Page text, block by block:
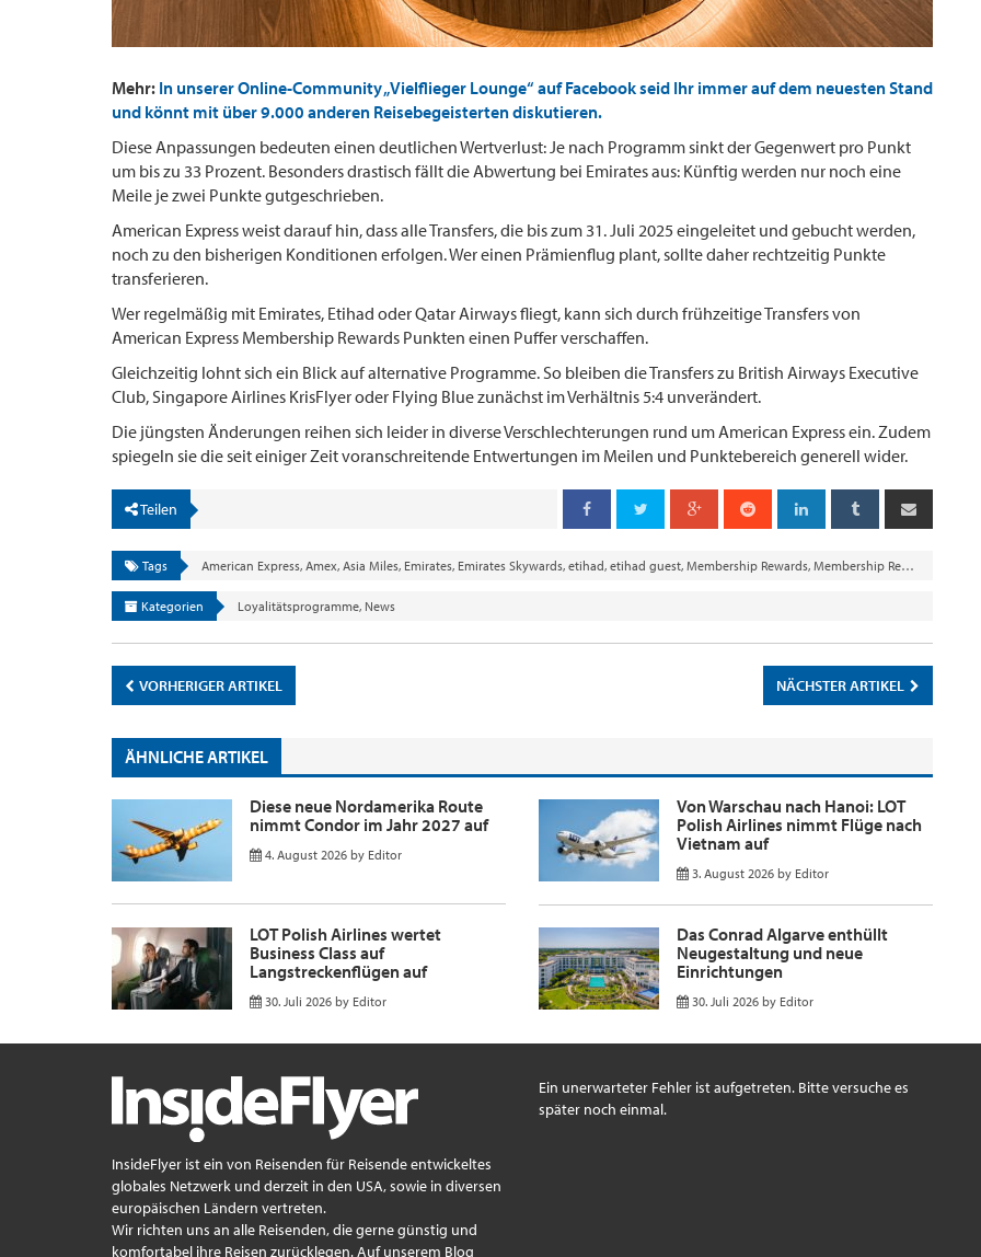
Mehr: In unserer Online-Community „Vielflieger Lounge“ auf Facebook seid Ihr immer auf dem neuesten Stand
und könnt mit über 9.000 anderen Reisebegeisterten diskutieren.
Diese Anpassungen bedeuten einen deutlichen Wertverlust: Je nach Programm sinkt der Gegenwert pro Punkt
um bis zu 33 Prozent. Besonders drastisch fällt die Abwertung bei Emirates aus: Künftig werden nur noch eine
Meile je zwei Punkte gutgeschrieben.
American Express weist darauf hin, dass alle Transfers, die bis zum 31. Juli 2025 eingeleitet und gebucht werden,
noch zu den bisherigen Konditionen erfolgen. Wer einen Prämienflug plant, sollte daher rechtzeitig Punkte
transferieren.
Wer regelmäßig mit Emirates, Etihad oder Qatar Airways fliegt, kann sich durch frühzeitige Transfers von
American Express Membership Rewards Punkten einen Puffer verschaffen.
Gleichzeitig lohnt sich ein Blick auf alternative Programme. So bleiben die Transfers zu British Airways Executive
Club, Singapore Airlines KrisFlyer oder Flying Blue zunächst im Verhältnis 5:4 unverändert.
Die jüngsten Änderungen reihen sich leider in diverse Verschlechterungen rund um American Express ein. Zudem
spiegeln sie die seit einiger Zeit voranschreitende Entwertungen im Meilen und Punktebereich generell wider.
Teilen
Tags American Express, Amex, Asia Miles, Emirates, Emirates Skywards, etihad, etihad guest, Membership Rewards, Membership Rewards Punkte
Kategorien Loyalitätsprogramme, News
VORHERIGER ARTIKEL NÄCHSTER ARTIKEL
ÄHNLICHE ARTIKEL
Diese neue Nordamerika Route
nimmt Condor im Jahr 2027 auf
4. August 2026 by Editor
Von Warschau nach Hanoi: LOT
Polish Airlines nimmt Flüge nach
Vietnam auf
3. August 2026 by Editor
LOT Polish Airlines wertet
Business Class auf
Langstreckenflügen auf
30. Juli 2026 by Editor
Das Conrad Algarve enthüllt
Neugestaltung und neue
Einrichtungen
30. Juli 2026 by Editor
InsideFlyer ist ein von Reisenden für Reisende entwickeltes
globales Netzwerk und derzeit in den USA, sowie in diversen
europäischen Ländern vertreten.
Wir richten uns an alle Reisenden, die gerne günstig und
komfortabel ihre Reisen zurücklegen. Auf unserem Blog
Ein unerwarteter Fehler ist aufgetreten. Bitte versuche es
später noch einmal.